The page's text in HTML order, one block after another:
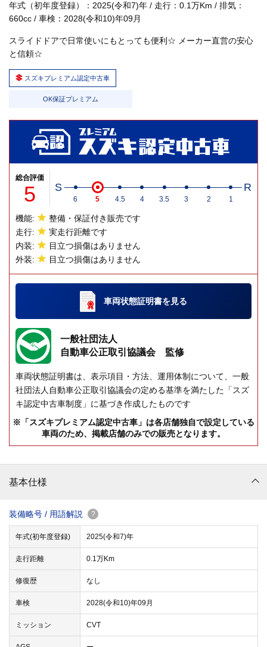
年式（初年度登録）：2025(令和7)年 / 走行：0.1万Km / 排気：
660cc / 車検：2028(令和10)年09月
スライドドアで日常使いにもとっても便利☆ メーカー直営の安心
と信頼☆
スズキプレミアム認定中古車
OK保証プレミアム
総合評価
5 S R
6 5 4.5 4 3.5 3 2 1
機能:
整備・保証付き販売です
走行:
実走行距離です
内装:
目立つ損傷はありません
外装:
目立つ損傷はありません
車両状態証明書を見る
一般社団法人
自動車公正取引協議会 監修
車両状態証明書は、表示項目・方法、運用体制について、一般
社団法人自動車公正取引協議会の定める基準を満たした「スズ
キ認定中古車制度」に基づき作成したものです
※「スズキプレミアム認定中古車」は各店舗独自で設定している
車両のため、掲載店舗のみでの販売となります。
基本仕様
装備略号 / 用語解説 ?
年式(初年度登録) 2025(令和7)年
走行距離 0.1万Km
修復歴 なし
車検 2028(令和10)年09月
ミッション CVT